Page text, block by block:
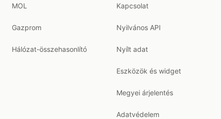
MOL
Gazprom
Hálózat-összehasonlító
Kapcsolat
Nyilvános API
Nyílt adat
Eszközök és widget
Megyei árjelentés
Adatvédelem